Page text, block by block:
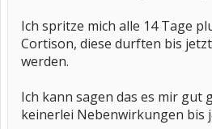
Ich spritze mich alle 14 Tage
Cortison, diese durften bis
werden.
Ich kann sagen das es mir gut
keinerlei Nebenwirkungen bis